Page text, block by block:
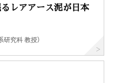
レアアース泥が日本
究科 教授）